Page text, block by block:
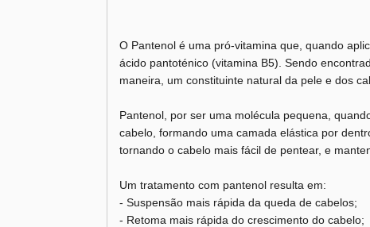
O Pantenol é uma pró-vitamina que, quando
ácido pantoténico (vitamina B5). Sendo
maneira, um constituinte natural da pele e dos
Pantenol, por ser uma molécula pequena,
cabelo, formando uma camada elástica por
tornando o cabelo mais fácil de pentear, e
Um tratamento com pantenol resulta em:
- Suspensão mais rápida da queda de cabelos;
- Retoma mais rápida do crescimento do cabelo;